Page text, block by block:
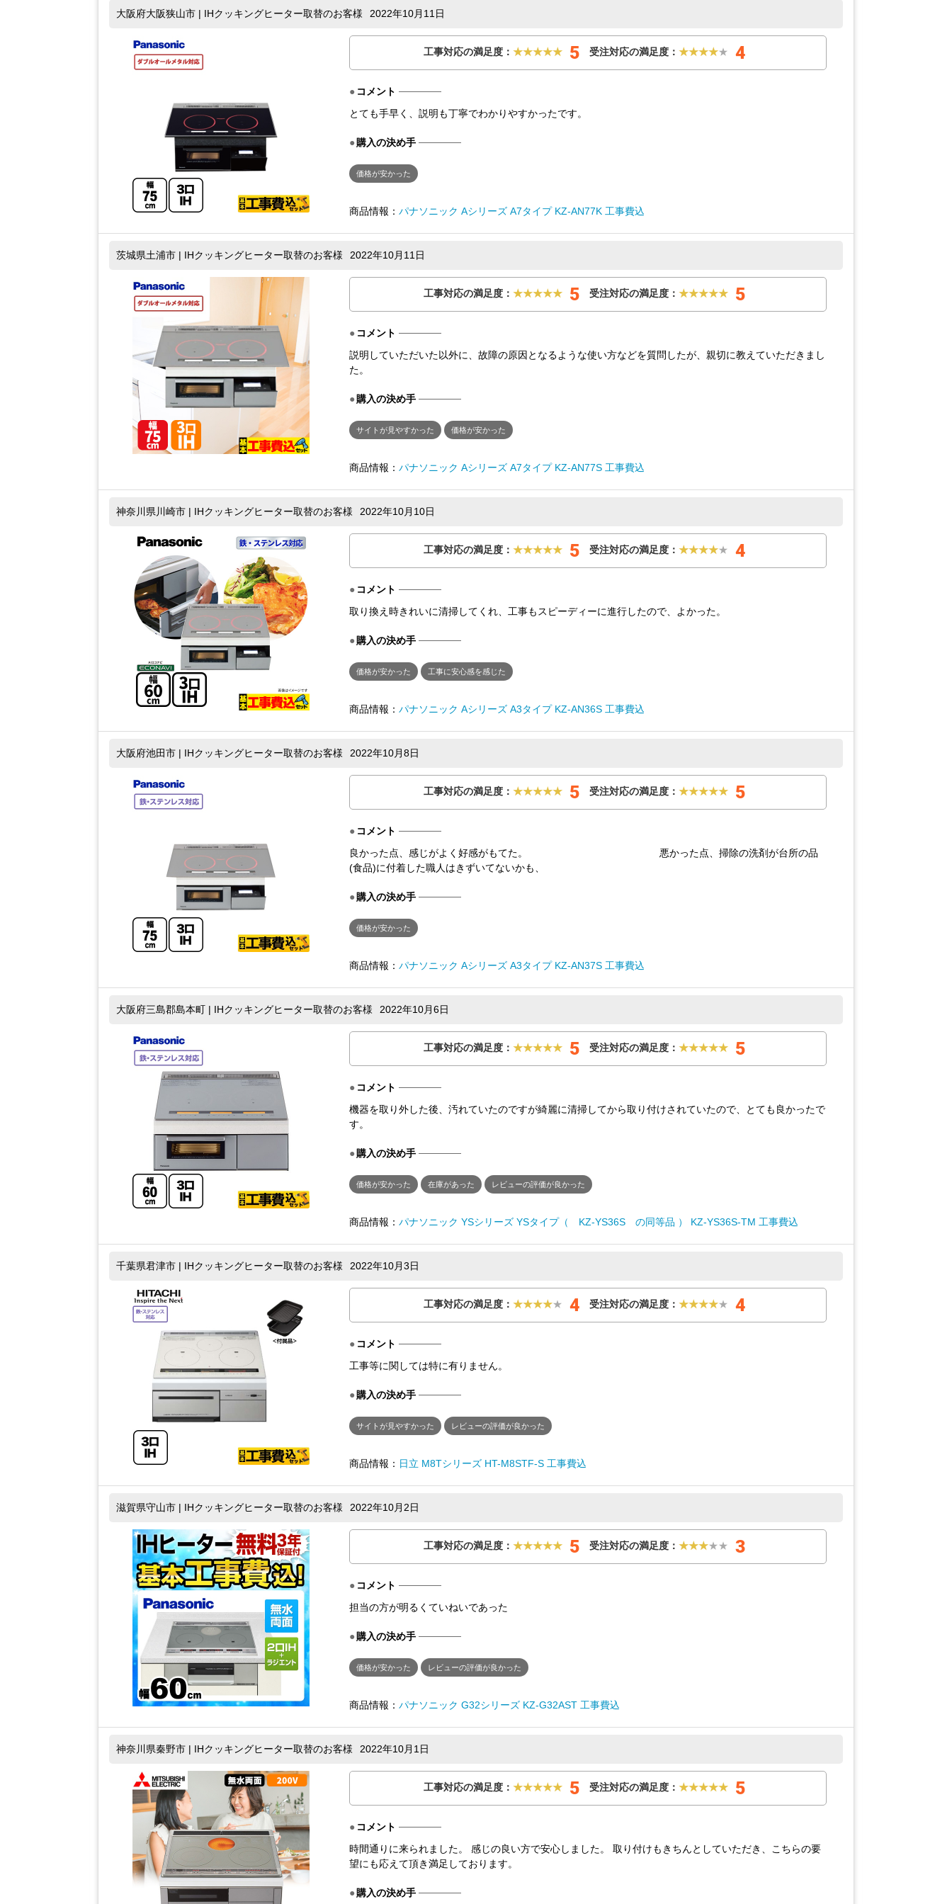
大阪府大阪狭山市 | IHクッキングヒーター取替のお客様 2022年10月11日
工事対応の満足度：★★★★★ 5 受注対応の満足度：★★★★★ 4
コメント
とても手早く、説明も丁寧でわかりやすかったです。
購入の決め手
価格が安かった
商品情報：パナソニック Aシリーズ A7タイプ KZ-AN77K 工事費込
茨城県土浦市 | IHクッキングヒーター取替のお客様 2022年10月11日
工事対応の満足度：★★★★★ 5 受注対応の満足度：★★★★★ 5
コメント
説明していただいた以外に、故障の原因となるような使い方などを質問したが、親切に教えていただきまし
た。
購入の決め手
サイトが見やすかった 価格が安かった
商品情報：パナソニック Aシリーズ A7タイプ KZ-AN77S 工事費込
神奈川県川崎市 | IHクッキングヒーター取替のお客様 2022年10月10日
工事対応の満足度：★★★★★ 5 受注対応の満足度：★★★★★ 4
コメント
取り換え時きれいに清掃してくれ、工事もスピーディーに進行したので、よかった。
購入の決め手
価格が安かった 工事に安心感を感じた
商品情報：パナソニック Aシリーズ A3タイプ KZ-AN36S 工事費込
大阪府池田市 | IHクッキングヒーター取替のお客様 2022年10月8日
工事対応の満足度：★★★★★ 5 受注対応の満足度：★★★★★ 5
コメント
良かった点、感じがよく好感がもてた。 悪かった点、掃除の洗剤が台所の品
(食品)に付着した職人はきずいてないかも、
購入の決め手
価格が安かった
商品情報：パナソニック Aシリーズ A3タイプ KZ-AN37S 工事費込
大阪府三島郡島本町 | IHクッキングヒーター取替のお客様 2022年10月6日
工事対応の満足度：★★★★★ 5 受注対応の満足度：★★★★★ 5
コメント
機器を取り外した後、汚れていたのですが綺麗に清掃してから取り付けされていたので、とても良かったで
す。
購入の決め手
価格が安かった 在庫があった レビューの評価が良かった
商品情報：パナソニック YSシリーズ YSタイプ（ KZ-YS36S の同等品 ） KZ-YS36S-TM 工事費込
千葉県君津市 | IHクッキングヒーター取替のお客様 2022年10月3日
工事対応の満足度：★★★★★ 4 受注対応の満足度：★★★★★ 4
コメント
工事等に関しては特に有りません。
購入の決め手
サイトが見やすかった レビューの評価が良かった
商品情報： 日立 M8Tシリーズ HT-M8STF-S 工事費込
滋賀県守山市 | IHクッキングヒーター取替のお客様 2022年10月2日
工事対応の満足度：★★★★★ 5 受注対応の満足度：★★★★★ 3
コメント
担当の方が明るくていねいであった
購入の決め手
価格が安かった レビューの評価が良かった
商品情報：パナソニック G32シリーズ KZ-G32AST 工事費込
神奈川県秦野市 | IHクッキングヒーター取替のお客様 2022年10月1日
工事対応の満足度：★★★★★ 5 受注対応の満足度：★★★★★ 5
コメント
時間通りに来られました。 感じの良い方で安心しました。 取り付けもきちんとしていただき、こちらの要
望にも応えて頂き満足しております。
購入の決め手